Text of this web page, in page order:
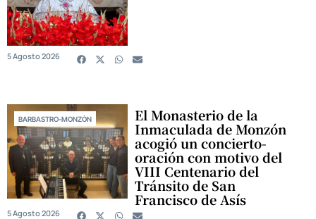
5 Agosto 2026
BARBASTRO-MONZÓN El Monasterio de la
Inmaculada de Monzón
acogió un concierto-
oración con motivo del
VIII Centenario del
Tránsito de San
Francisco de Asís
5 Agosto 2026